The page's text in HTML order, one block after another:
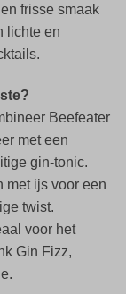
frisse smaak
lichte en
Beefeater
met een
gin-tonic.
met ijs voor een
twist.
voor het
Gin Fizz,